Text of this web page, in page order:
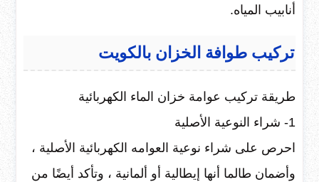
أنابيب المياه.
تركيب طوافة الخزان بالكويت
طريقة تركيب عوامة خزان الماء الكهربائية
1- شراء النوعية الأصلية
احرص على شراء نوعية العوامه الكهربائية الأصلية ،
وأضمان طالما أنها إيطالية أو ألمانية ، وتأكد أيضًا من